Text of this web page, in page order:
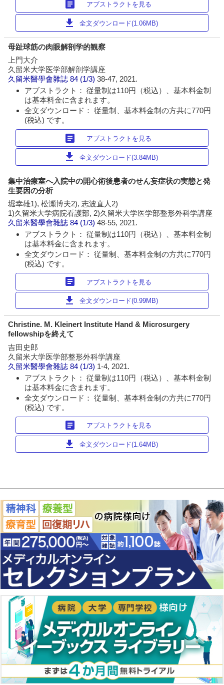
article アブストラクトを見る
download 全文ダウンロード(1.06MB)
母趾球筋の肉眼解剖学的観察
上門大介
久留米大学医学部解剖学講座
久留米醫學會雜誌 84 (1/3)38-47, 2021.
アブストラクト： 従量制は110円（税込）、基本料金制
は基本料金に含まれます。
全文ダウンロード： 従量制、基本料金制の方共に770円
(税込) です。
article アブストラクトを見る
download 全文ダウンロード(3.84MB)
集中治療室へ入院中の開心術後患者のせん妄症状の実態と発
生要因の分析
堀幸雄1), 松瀬博夫2), 志波直人2)
1)久留米大学病院看護部, 2)久留米大学医学部整形外科学講座
久留米醫學會雜誌 84 (1/3)48-55, 2021.
アブストラクト： 従量制は110円（税込）、基本料金制
は基本料金に含まれます。
全文ダウンロード： 従量制、基本料金制の方共に770円
(税込) です。
article アブストラクトを見る
download 全文ダウンロード(0.99MB)
Christine. M. Kleinert Institute Hand & Microsurgery
fellowshipを終えて
吉田史郎
久留米大学医学部整形外科学講座
久留米醫學會雜誌 84 (1/3) 1-4, 2021.
アブストラクト： 従量制は110円（税込）、基本料金制
は基本料金に含まれます。
全文ダウンロード： 従量制、基本料金制の方共に770円
(税込) です。
article アブストラクトを見る
download 全文ダウンロード(1.64MB)